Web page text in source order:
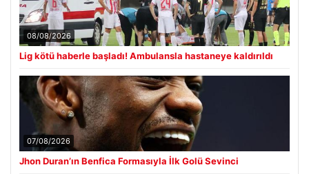
08/08/2026
Lig kötü haberle başladı! Ambulansla hastaneye kaldırıldı
07/08/2026
Jhon Duran’ın Benfica Formasıyla İlk Golü Sevinci